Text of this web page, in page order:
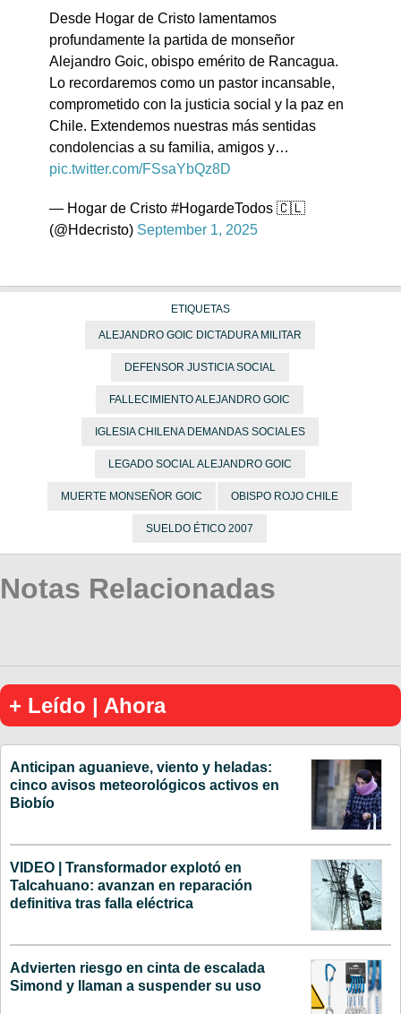
Desde Hogar de Cristo lamentamos
profundamente la partida de monseñor
Alejandro Goic, obispo emérito de Rancagua.
Lo recordaremos como un pastor incansable,
comprometido con la justicia social y la paz en
Chile. Extendemos nuestras más sentidas
condolencias a su familia, amigos y…
pic.twitter.com/FSsaYbQz8D
— Hogar de Cristo #HogardeTodos 🇨🇱
(@Hdecristo) September 1, 2025
ETIQUETAS
ALEJANDRO GOIC DICTADURA MILITAR
DEFENSOR JUSTICIA SOCIAL
FALLECIMIENTO ALEJANDRO GOIC
IGLESIA CHILENA DEMANDAS SOCIALES
LEGADO SOCIAL ALEJANDRO GOIC
MUERTE MONSEÑOR GOIC OBISPO ROJO CHILE
SUELDO ÉTICO 2007
Notas Relacionadas
+ Leído | Ahora
Anticipan aguanieve, viento y heladas:
cinco avisos meteorológicos activos en
Biobío
VIDEO | Transformador explotó en
Talcahuano: avanzan en reparación
definitiva tras falla eléctrica
Advierten riesgo en cinta de escalada
Simond y llaman a suspender su uso